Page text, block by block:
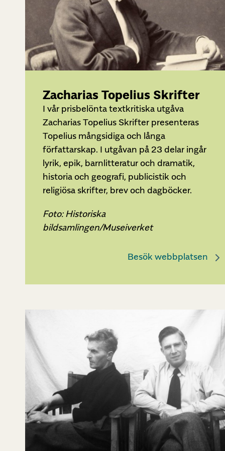
Zacharias Topelius Skrifter
I vår prisbelönta textkritiska utgåva
Zacharias Topelius Skrifter presenteras
Topelius mångsidiga och långa
författarskap. I utgåvan på 23 delar ingår
lyrik, epik, barnlitteratur och dramatik,
historia och geografi, publicistik och
religiösa skrifter, brev och dagböcker.
Foto: Historiska
bildsamlingen/Museiverket
Besök webbplatsen